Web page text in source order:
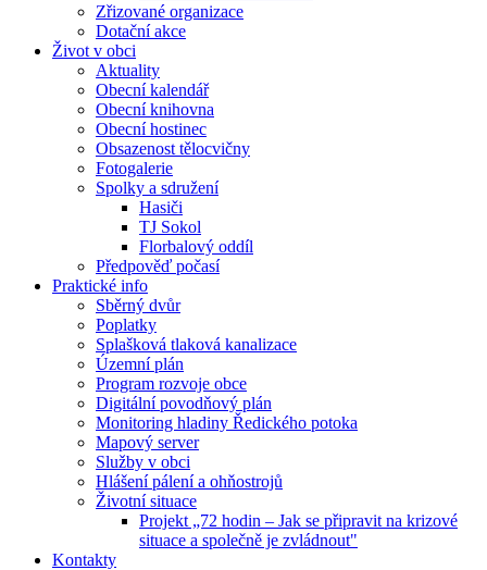
Zřizované organizace
Dotační akce
Život v obci
Aktuality
Obecní kalendář
Obecní knihovna
Obecní hostinec
Obsazenost tělocvičny
Fotogalerie
Spolky a sdružení
Hasiči
TJ Sokol
Florbalový oddíl
Předpověď počasí
Praktické info
Sběrný dvůr
Poplatky
Splašková tlaková kanalizace
Územní plán
Program rozvoje obce
Digitální povodňový plán
Monitoring hladiny Ředického potoka
Mapový server
Služby v obci
Hlášení pálení a ohňostrojů
Životní situace
Projekt „72 hodin – Jak se připravit na krizové
situace a společně je zvládnout"
Kontakty